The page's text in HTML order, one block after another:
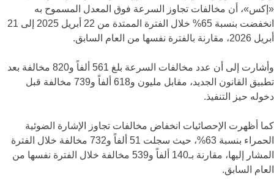
«إكس»، أن مخالفات تجاوز السرعة فوق المعدل المسموح به
انخفضت بنسبة 65% خلال الفترة الممتدة من 22 أبريل 2025 إلى 21
أبريل 2026، مقارنة بالفترة نفسها من العام السابق.
وأشارت إلى أن عدد مخالفات السرعة بلغ 561 ألفاً و820 مخالفة بعد
تطبيق القانون الجديد، مقابل مليون و618 ألفاً و739 مخالفة قبل
دخوله حيز التنفيذ.
كما أظهرت الإحصائيات انخفاض مخالفات تجاوز الإشارة الضوئية
الحمراء بنسبة 63%، حيث سجلت 51 ألفاً و732 مخالفة خلال الفترة
المشار إليها، مقارنة بـ140 ألفاً و539 مخالفة خلال الفترة نفسها من
العام السابق.